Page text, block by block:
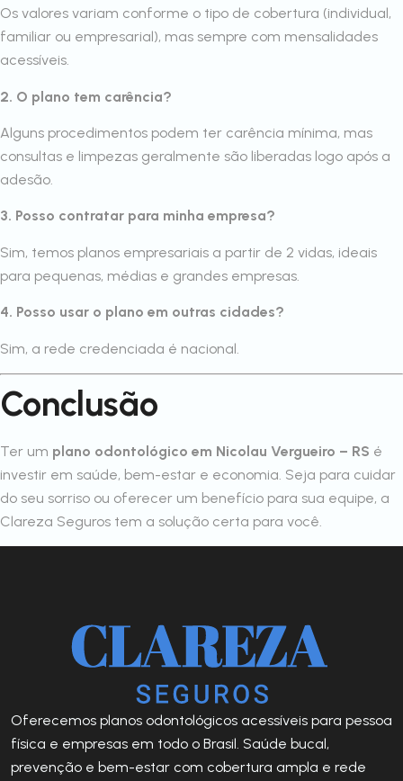
Os valores variam conforme o tipo de cobertura (individual,
familiar ou empresarial), mas sempre com mensalidades
acessíveis.
2. O plano tem carência?
Alguns procedimentos podem ter carência mínima, mas
consultas e limpezas geralmente são liberadas logo após a
adesão.
3. Posso contratar para minha empresa?
Sim, temos planos empresariais a partir de 2 vidas, ideais
para pequenas, médias e grandes empresas.
4. Posso usar o plano em outras cidades?
Sim, a rede credenciada é nacional.
Conclusão
Ter um plano odontológico em Nicolau Vergueiro – RS é
investir em saúde, bem-estar e economia. Seja para cuidar
do seu sorriso ou oferecer um benefício para sua equipe, a
Clareza Seguros tem a solução certa para você.
Oferecemos planos odontológicos acessíveis para pessoa
física e empresas em todo o Brasil. Saúde bucal,
prevenção e bem-estar com cobertura ampla e rede